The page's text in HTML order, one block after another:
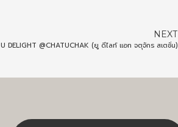
NEXT
U DELIGHT @CHATUCHAK (ยู ดีไลท์ แอท จตุจักร สเตชั่น)